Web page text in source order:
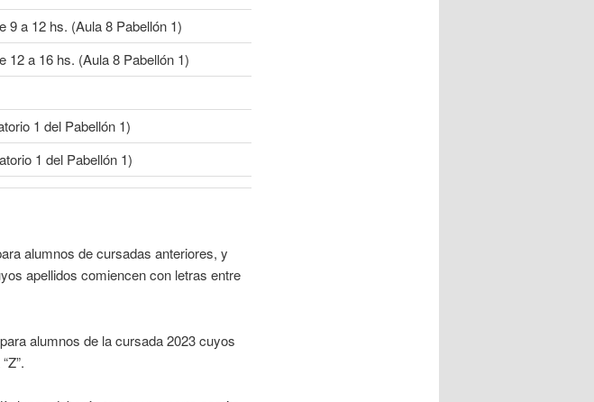
9 a 12 hs. (Aula 8 Pabellón 1)
12 a 16 hs. (Aula 8 Pabellón 1)
1 del Pabellón 1)
1 del Pabellón 1)
alumnos de cursadas anteriores, y
apellidos comiencen con letras entre
alumnos de la cursada 2023 cuyos